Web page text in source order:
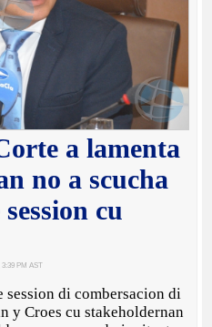
a lamenta
no a scucha
cu
3:39 PM AST
session di combersacion di
y Croes cu stakeholdernan